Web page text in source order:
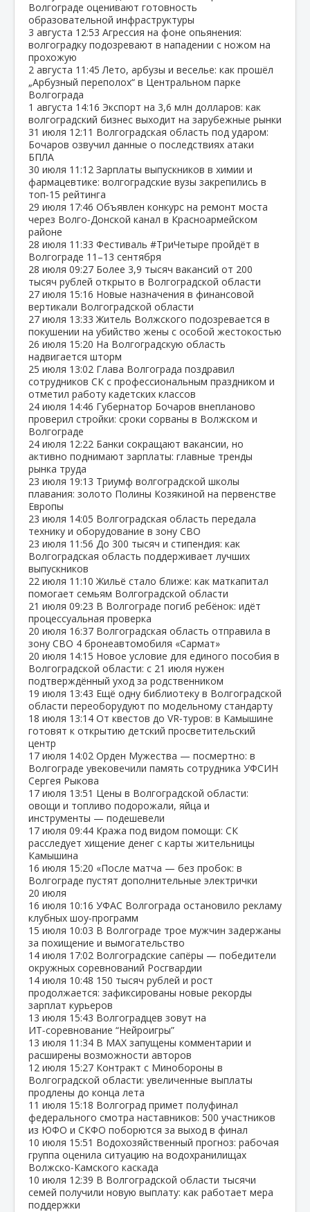
Волгограде оценивают готовность
образовательной инфраструктуры
3 августа 12:53 Агрессия на фоне опьянения:
волгоградку подозревают в нападении с ножом на
прохожую
2 августа 11:45 Лето, арбузы и веселье: как прошёл
„Арбузный переполох“ в Центральном парке
Волгограда
1 августа 14:16 Экспорт на 3,6 млн долларов: как
волгоградский бизнес выходит на зарубежные рынки
31 июля 12:11 Волгоградская область под ударом:
Бочаров озвучил данные о последствиях атаки
БПЛА
30 июля 11:12 Зарплаты выпускников в химии и
фармацевтике: волгоградские вузы закрепились в
топ‑15 рейтинга
29 июля 17:46 Объявлен конкурс на ремонт моста
через Волго‑Донской канал в Красноармейском
районе
28 июля 11:33 Фестиваль #ТриЧетыре пройдёт в
Волгограде 11–13 сентября
28 июля 09:27 Более 3,9 тысяч вакансий от 200
тысяч рублей открыто в Волгоградской области
27 июля 15:16 Новые назначения в финансовой
вертикали Волгоградской области
27 июля 13:33 Житель Волжского подозревается в
покушении на убийство жены с особой жестокостью
26 июля 15:20 На Волгоградскую область
надвигается шторм
25 июля 13:02 Глава Волгограда поздравил
сотрудников СК с профессиональным праздником и
отметил работу кадетских классов
24 июля 14:46 Губернатор Бочаров внепланово
проверил стройки: сроки сорваны в Волжском и
Волгограде
24 июля 12:22 Банки сокращают вакансии, но
активно поднимают зарплаты: главные тренды
рынка труда
23 июля 19:13 Триумф волгоградской школы
плавания: золото Полины Козякиной на первенстве
Европы
23 июля 14:05 Волгоградская область передала
технику и оборудование в зону СВО
23 июля 11:56 До 300 тысяч и стипендия: как
Волгоградская область поддерживает лучших
выпускников
22 июля 11:10 Жильё стало ближе: как маткапитал
помогает семьям Волгоградской области
21 июля 09:23 В Волгограде погиб ребёнок: идёт
процессуальная проверка
20 июля 16:37 Волгоградская область отправила в
зону СВО 4 бронеавтомобиля «Сармат»
20 июля 14:15 Новое условие для единого пособия в
Волгоградской области: с 21 июля нужен
подтверждённый уход за родственником
19 июля 13:43 Ещё одну библиотеку в Волгоградской
области переоборудуют по модельному стандарту
18 июля 13:14 От квестов до VR‑туров: в Камышине
готовят к открытию детский просветительский
центр
17 июля 14:02 Орден Мужества — посмертно: в
Волгограде увековечили память сотрудника УФСИН
Сергея Рыкова
17 июля 13:51 Цены в Волгоградской области:
овощи и топливо подорожали, яйца и
инструменты — подешевели
17 июля 09:44 Кража под видом помощи: СК
расследует хищение денег с карты жительницы
Камышина
16 июля 15:20 «После матча — без пробок: в
Волгограде пустят дополнительные электрички
20 июля
16 июля 10:16 УФАС Волгограда остановило рекламу
клубных шоу‑программ
15 июля 10:03 В Волгограде трое мужчин задержаны
за похищение и вымогательство
14 июля 17:02 Волгоградские сапёры — победители
окружных соревнований Росгвардии
14 июля 10:48 150 тысяч рублей и рост
продолжается: зафиксированы новые рекорды
зарплат курьеров
13 июля 15:43 Волгоградцев зовут на
ИТ‑соревнование “Нейроигры”
13 июля 11:34 В МАХ запущены комментарии и
расширены возможности авторов
12 июля 15:27 Контракт с Минобороны в
Волгоградской области: увеличенные выплаты
продлены до конца лета
11 июля 15:18 Волгоград примет полуфинал
федерального смотра наставников: 500 участников
из ЮФО и СКФО поборются за выход в финал
10 июля 15:51 Водохозяйственный прогноз: рабочая
группа оценила ситуацию на водохранилищах
Волжско‑Камского каскада
10 июля 12:39 В Волгоградской области тысячи
семей получили новую выплату: как работает мера
поддержки